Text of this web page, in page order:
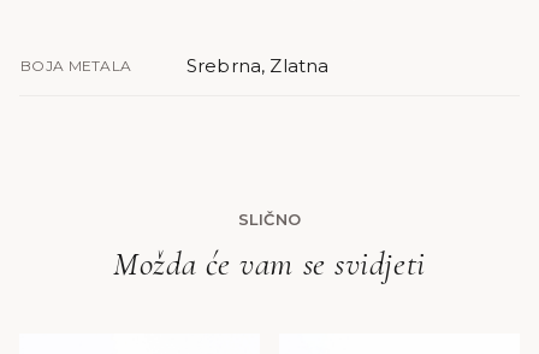
BOJA METALA Srebrna, Zlatna
SLIČNO
Možda će vam se svidjeti